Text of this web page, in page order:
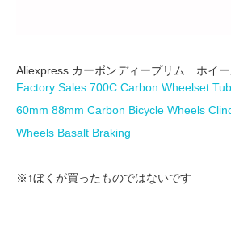
Aliexpress カーボンディープリム ホイ
Factory Sales 700C Carbon Wheelset
60mm 88mm Carbon Bicycle Wheels
Wheels Basalt Braking
※↑ぼくが買ったものではないです